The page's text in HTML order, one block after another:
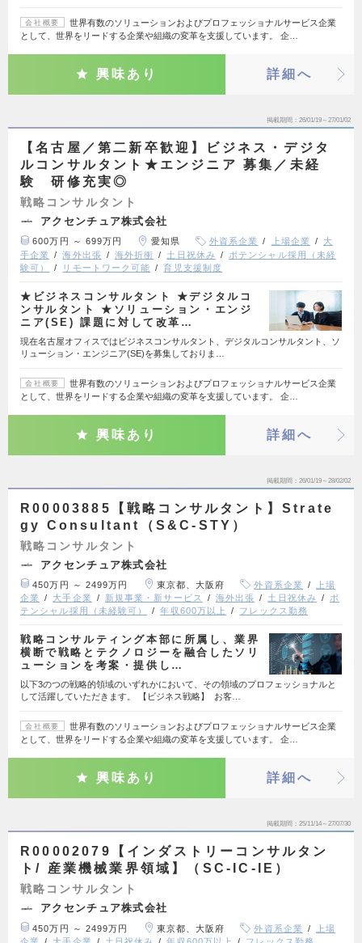
会社概要
世界有数のソリューションおよびプロフェッショナルサービス企業
として、世界をリードする企業や組織の変革を支援しています。 企…
興味あり 詳細へ
掲載期間 26/01/19～27/01/02
【名古屋／第二新卒歓迎】ビジネス・デジタ
ルコンサルタント★エンジニア 募集／未経
験 研修充実◎
戦略コンサルタント
アクセンチュア株式会社
600万円 ～ 699万円 愛知県 外資系企業 上場企業
大
手企業
海外出張 海外折衝 土日祝休み
ポテンシャル採用（未経
験可）
リモートワーク可能 育児支援制度
★ビジネスコンサルタント ★デジタルコ
ンサルタント ★ソリューション・エンジ
ニア(SE) 課題に対して改革…
現在名古屋オフィスではビジネスコンサルタント、デジタルコンサルタント、ソ
リューション・エンジニア(SE)を募集しておりま…
会社概要
世界有数のソリューションおよびプロフェッショナルサービス企業
として、世界をリードする企業や組織の変革を支援しています。 企…
興味あり 詳細へ
掲載期間 26/01/19～28/02/02
R00003885【戦略コンサルタント】Strate
gy Consultant（S&C-STY）
戦略コンサルタント
アクセンチュア株式会社
450万円 ～ 2499万円 東京都、大阪府 外資系企業
上場
企業
大手企業 新規事業・新サービス 海外出張 土日祝休み
ポ
テンシャル採用（未経験可）
年収600万以上 フレックス勤務
戦略コンサルティング本部に所属し、業界
横断で戦略とテクノロジーを融合したソリ
ューションを考案・提供し…
以下3のつの戦略的領域のいずれかにおいて、その領域のプロフェッショナルと
して活躍していただきます。 【ビジネス戦略】 お客…
会社概要
世界有数のソリューションおよびプロフェッショナルサービス企業
として、世界をリードする企業や組織の変革を支援しています。 企…
興味あり 詳細へ
掲載期間 25/11/14～27/07/30
R00002079【インダストリーコンサルタン
ト/ 産業機械業界領域】（SC-IC-IE）
戦略コンサルタント
アクセンチュア株式会社
450万円 ～ 2499万円 東京都、大阪府 外資系企業
上場